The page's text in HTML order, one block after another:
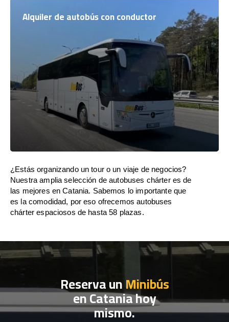
Alquiler de autobús con conductor
¿Estás organizando un tour o un viaje de negocios?
Nuestra amplia selección de autobuses chárter es de
las mejores en Catania. Sabemos lo importante que
es la comodidad, por eso ofrecemos autobuses
chárter espaciosos de hasta 58 plazas.
Reserva unMinibús
en Catania hoy
mismo.